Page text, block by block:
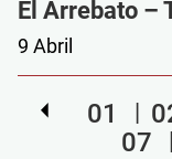
El Arrebato –
9 Abril
01
07